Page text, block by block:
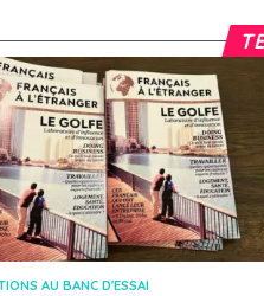
AU BANC D'ESSAI